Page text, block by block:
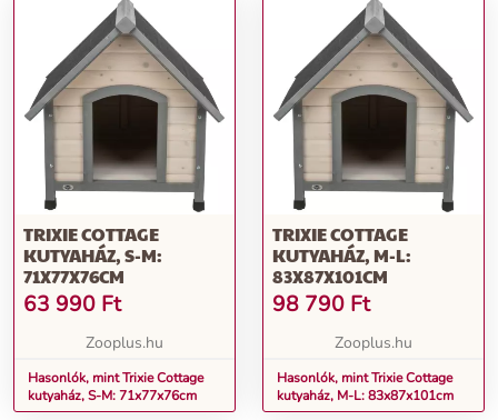
TRIXIE COTTAGE
KUTYAHÁZ, S-M:
71X77X76CM
63 990 Ft
Zooplus.hu
Hasonlók, mint Trixie Cottage
kutyaház, S-M: 71x77x76cm
TRIXIE COTTAGE
KUTYAHÁZ, M-L:
83X87X101CM
98 790 Ft
Zooplus.hu
Hasonlók, mint Trixie Cottage
kutyaház, M-L: 83x87x101cm